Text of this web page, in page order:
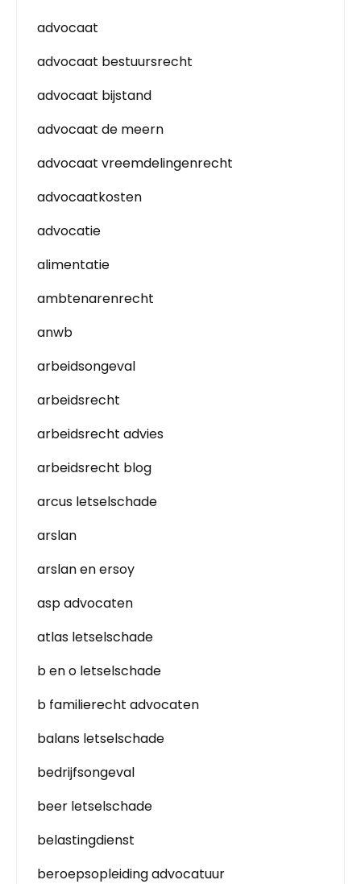
advocaat
advocaat bestuursrecht
advocaat bijstand
advocaat de meern
advocaat vreemdelingenrecht
advocaatkosten
advocatie
alimentatie
ambtenarenrecht
anwb
arbeidsongeval
arbeidsrecht
arbeidsrecht advies
arbeidsrecht blog
arcus letselschade
arslan
arslan en ersoy
asp advocaten
atlas letselschade
b en o letselschade
b familierecht advocaten
balans letselschade
bedrijfsongeval
beer letselschade
belastingdienst
beroepsopleiding advocatuur